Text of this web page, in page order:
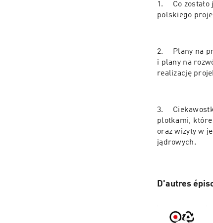
1.	Co zostało
2.	Plany na
i plany na
3.
plotkami, które
oraz wizyty w
jądrowych.
D'autres